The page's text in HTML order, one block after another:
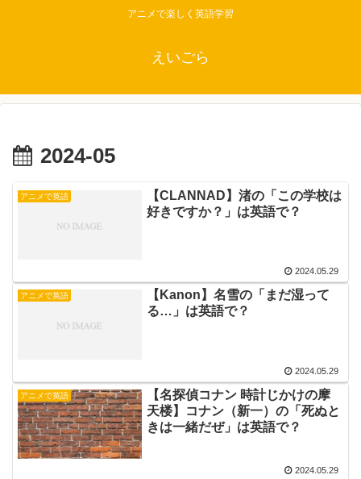
アニメで楽しく英語学習
えいごら
2024-05
アニメで英語
【CLANNAD】渚の「この学校は
好きですか？」は英語で？
2024.05.29
アニメで英語
【Kanon】名雪の「まだ湿って
る…」は英語で？
2024.05.29
アニメで英語
【名探偵コナン 時計じかけの摩
天楼】コナン（新一）の「死ぬと
きは一緒だぜ」は英語で？
2024.05.29